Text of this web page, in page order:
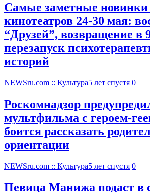
Самые заметные
кинотеатров 24-30 мая:
“Друзей”, возвращение в
перезапуск
историй
NEWSru.com :: Культура5 лет спустя 0
Роскомнадзор
мультфильма c героем-
боится рассказать
ориентации
NEWSru.com :: Культура5 лет спустя 0
Певица Манижа подаст в